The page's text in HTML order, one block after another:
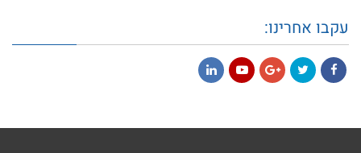
עקבו אחרינו: